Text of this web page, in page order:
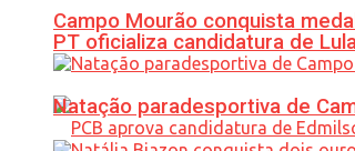
PT oficializa candidatura de
Campo Mourão conquista
Natação paradesportiva de